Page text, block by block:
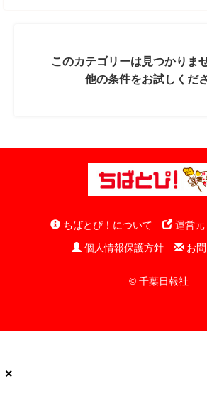
このカテゴリーは見つかりま
他の条件をお試しくださ
ちばとぴ！について 運営元
個人情報保護方針
お
© 千葉日報社
×